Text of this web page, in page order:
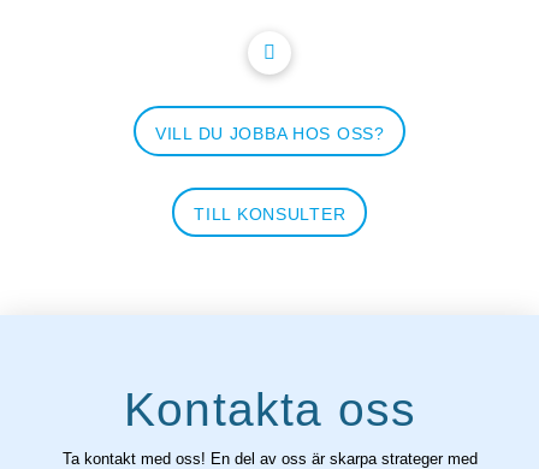
VILL DU JOBBA HOS OSS?
TILL KONSULTER
Kontakta oss
Ta kontakt med oss! En del av oss är skarpa strateger med